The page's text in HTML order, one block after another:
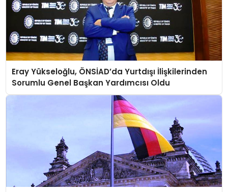
Eray Yükseloğlu, ÖNSİAD’da Yurtdışı İlişkilerinden
Sorumlu Genel Başkan Yardımcısı Oldu